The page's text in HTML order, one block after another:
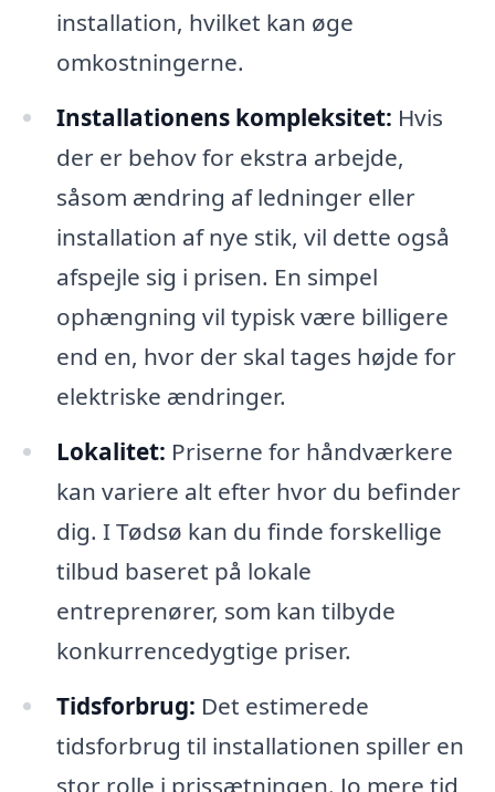
installation, hvilket kan øge
omkostningerne.
Installationens kompleksitet: Hvis
der er behov for ekstra arbejde,
såsom ændring af ledninger eller
installation af nye stik, vil dette også
afspejle sig i prisen. En simpel
ophængning vil typisk være billigere
end en, hvor der skal tages højde for
elektriske ændringer.
Lokalitet: Priserne for håndværkere
kan variere alt efter hvor du befinder
dig. I Tødsø kan du finde forskellige
tilbud baseret på lokale
entreprenører, som kan tilbyde
konkurrencedygtige priser.
Tidsforbrug: Det estimerede
tidsforbrug til installationen spiller en
stor rolle i prissætningen. Jo mere tid